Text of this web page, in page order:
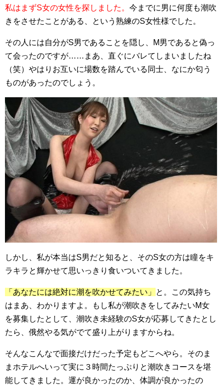
私はまずS女の女性を探しました。 今までに男に何度も潮吹
きをさせたことがある、という熟練のS女性様でした。
その人には自分がS男であることを隠し、M男であると偽っ
て会ったのですが……まあ、直ぐにバレてしまいましたね
（笑）やはりお互いに場数を踏んでいる同士、なにか匂う
ものがあったのでしょう。
しかし、私が本当はS男だと知ると、そのS女の方は瞳をキ
ラキラと輝かせて思いっきり食いついてきました。
「 あなたには絶対に潮を吹かせてみたい」
と。この気持ち
はまあ、わかりますよ。もし私が潮吹きをしてみたいM女
を募集したとして、潮吹き未経験のS女が応募してきたとし
たら、俄然やる気がでて盛り上がりますからね。
そんなこんなで面接だけだった予定もどこへやら。そのま
まホテルへいって実に３時間たっぷりと潮吹きコースを堪
能してきました。運が良かったのか、体調が良かったの